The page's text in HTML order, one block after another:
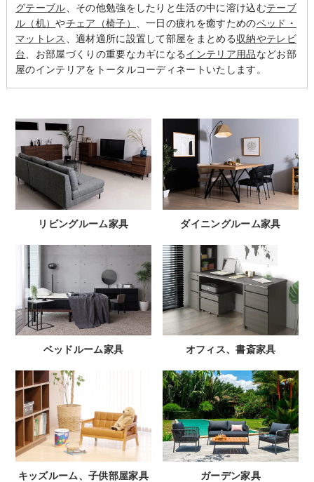
グテーブル、その他勉強をしたりと生活の中に溶け込むテーブ
ル（机）やチェア（椅子） 、一日の疲れを癒すためのベッド・
マットレス 、適材適所に設置して部屋をまとめる収納やテレビ
台、お部屋づくりの重要なカギになるインテリア用品などお部
屋のインテリアをトータルコーディネートいたします。
リビングルーム家具 ダイニングルーム家具
ベッドルーム家具 オフィス、書斎家具
キッズルーム、子供部屋家具 ガーデン家具